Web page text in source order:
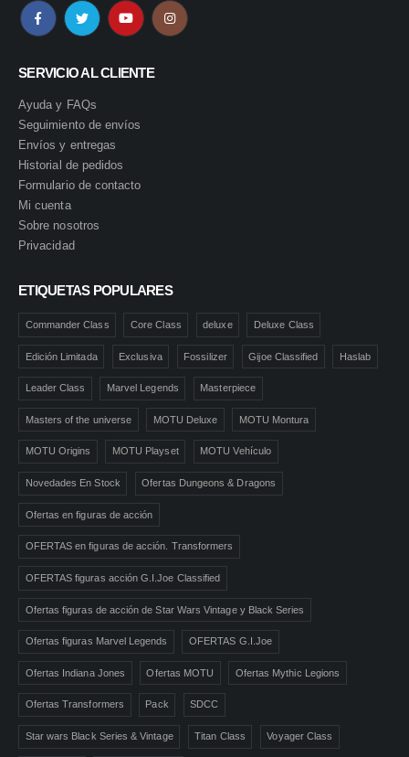
SERVICIO AL CLIENTE
Ayuda y FAQs
Seguimiento de envíos
Envíos y entregas
Historial de pedidos
Formulario de contacto
Mi cuenta
Sobre nosotros
Privacidad
ETIQUETAS POPULARES
Commander Class Core Class deluxe Deluxe Class
Edición Limitada Exclusiva Fossilizer Gijoe Classified Haslab
Leader Class Marvel Legends Masterpiece
Masters of the universe MOTU Deluxe MOTU Montura
MOTU Origins MOTU Playset MOTU Vehículo
Novedades En Stock Ofertas Dungeons & Dragons
Ofertas en figuras de acción
OFERTAS en figuras de acción. Transformers
OFERTAS figuras acción G.I.Joe Classified
Ofertas figuras de acción de Star Wars Vintage y Black Series
Ofertas figuras Marvel Legends OFERTAS G.I.Joe
Ofertas Indiana Jones Ofertas MOTU Ofertas Mythic Legions
Ofertas Transformers Pack SDCC
Star wars Black Series & Vintage Titan Class Voyager Class